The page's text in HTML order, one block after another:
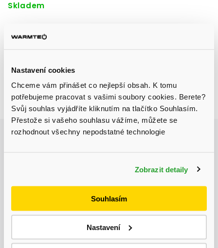
Nastavení cookies
Chceme vám přinášet co nejlepší obsah. K tomu
potřebujeme pracovat s vašimi soubory cookies. Berete?
Svůj souhlas vyjádříte kliknutím na tlačítko Souhlasím.
Přestože si vašeho souhlasu vážíme, můžete se
rozhodnout všechny nepodstatné technologie
Zobrazit detaily
Souhlasím
Nastavení
Skladem
Zeptat se Sdílet
Autodoprava
Garance doručení
nepoškozeného zboží